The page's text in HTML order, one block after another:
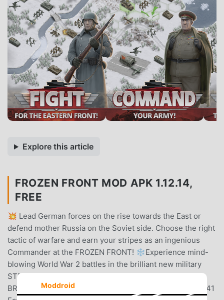
Explore this article
FROZEN FRONT MOD APK 1.12.14,
FREE
💥 Lead German forces on the rise towards the East or
defend mother Russia on the Soviet side. Choose the right
tactic of warfare and earn your stripes as an ingenious
Commander at the FROZEN FRONT! ❄️Experience mind-
blowing World War 2 battles in the brilliant new military
STRATEGY-sim by HandyGames™!MISSION
BRIEFINGFIGHT through the bone-chilling cold of the 1941
Moddroid